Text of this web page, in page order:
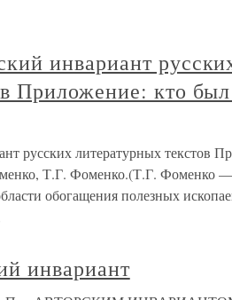
инвариант
Приложение: кто
русских литературных текстов
Т.Г. Фоменко.(Т.Г. Фоменко —
обогащения полезных
инвариант